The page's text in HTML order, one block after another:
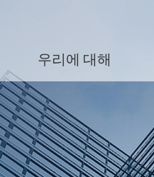
우리에 대해